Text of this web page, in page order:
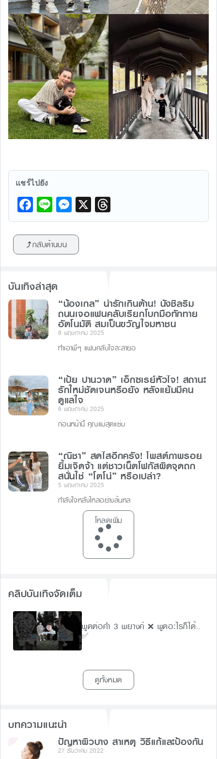
แชร์ไปยัง
F
a
c
e
o
o
k
Li
n
e
M
e
s
s
g
er
X
hr
กลับด้านบน
บันเทิงล่าสุด
“น้องเกล” น่ารักเกินต้าน! นั่งชิลริม
ถนนเจอแฟนคลับเรียกโบกมือทักทาย
อัตโนมัติ สมเป็นขวัญใจมหาชน
6 พฤษภาคม 2025
ทำเอาพี่ๆ แฟนคลับใจละลายอ
“เป้ย ปานวาด” เอ็กซเรย์หัวใจ! สถานะ
รักใหม่ชัดเจนหรือยัง หลังแย้มมีคน
ดูแลใจ
6 พฤษภาคม 2025
ก่อนหน้านี้ คุณแม่สุดแซ่บ
“ณิชา” สดใสอีกครั้ง! โพสต์ภาพรอย
ยิ้มเจิดจ้า แต่ชาวเน็ตโฟกัสผิดจุดถก
สนั่นใช่ “โตโน่” หรือเปล่า?
5 พฤษภาคม 2025
กำลังใจหลั่งไหลอย่างล้นหล
โหลดเพิ่ม
คลิปบันเทิงจัดเต็ม
พูดต่อคำ 3 พยางค์ ❌ พูดอะไรก็ได้..
✅
ดูทั้งหมด
บทความแนะนำ
ปัญหาผิวบาง สาเหตุ วิธีแก้และป้องกัน
27 ธันวาคม 2022